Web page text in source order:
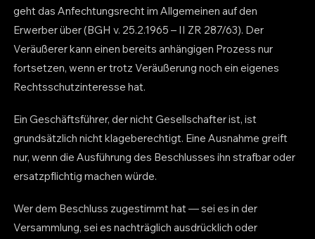
geht das Anfechtungsrecht im Allgemeinen auf den
Erwerber über (BGH v. 25.2.1965 – II ZR 287/63). Der
Veräußerer kann einen bereits anhängigen Prozess nur
fortsetzen, wenn er trotz Veräußerung noch ein eigenes
Rechtsschutzinteresse hat.
Ein Geschäftsführer, der nicht Gesellschafter ist, ist
grundsätzlich nicht klageberechtigt. Eine Ausnahme greift
nur, wenn die Ausführung des Beschlusses ihn strafbar oder
ersatzpflichtig machen würde.
Wer dem Beschluss zugestimmt hat — sei es in der
Versammlung, sei es nachträglich ausdrücklich oder